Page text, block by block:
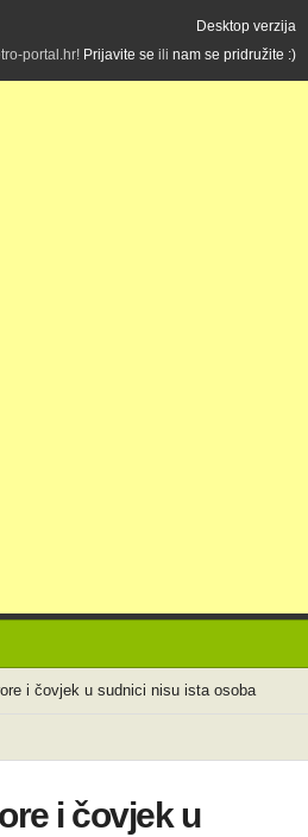
Desktop verzija
portal.hr! Prijavite se ili nam se pridružite :)
i čovjek u sudnici nisu ista osoba
i čovjek u